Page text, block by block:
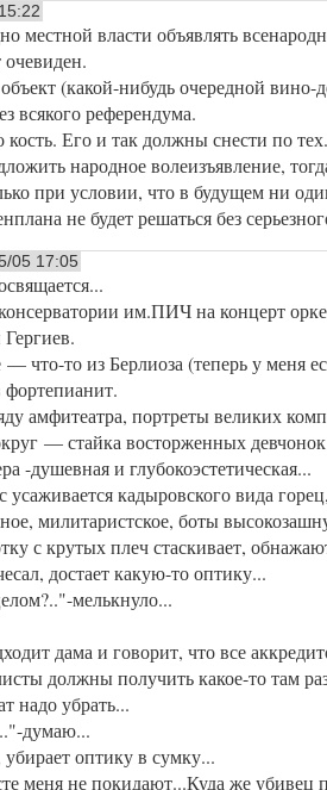
местной власти объявлять
очевиден.
(какой-нибудь очередной вино-
всякого референдума.
Его и так должны снести по
народное волеизъявление,
при условии, что в будущем ни
не будет решаться без
05 17:05
им.ПИЧ на концерт
— что-то из Берлиоза (теперь у меня
амфитеатра, портреты великих
— стайка восторженных
-душевная и глубокоэстетическая...
усаживается кадыровского вида
милитаристское, боты
с крутых плеч стаскивает,
достает какую-то оптику...
мелькнуло...
дама и говорит, что все
должны получить какое-то там
надо убрать...
думаю...
убирает оптику в сумку...
меня не покидают...Куда же убивец